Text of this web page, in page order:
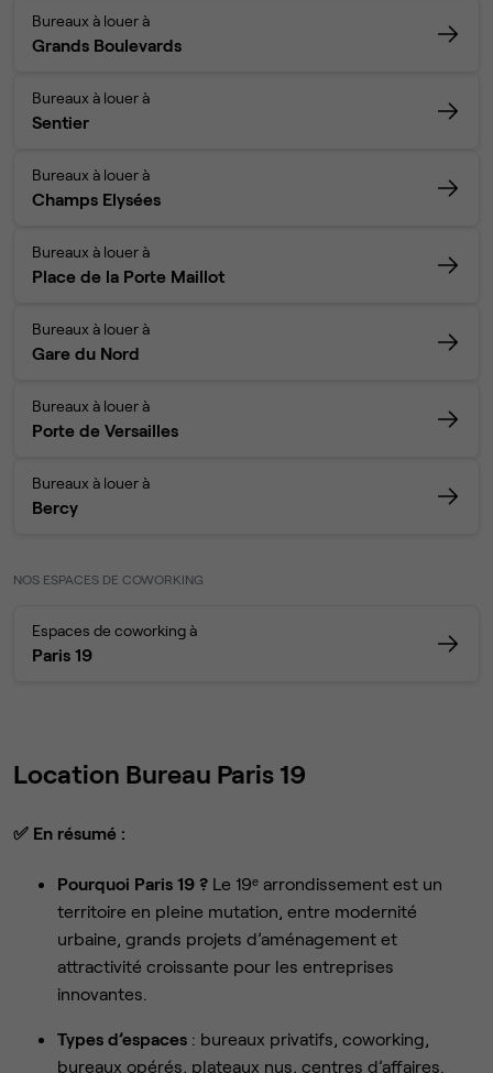
Bureaux à louer à
Grands Boulevards
Bureaux à louer à
Sentier
Bureaux à louer à
Champs Elysées
Bureaux à louer à
Place de la Porte Maillot
Bureaux à louer à
Gare du Nord
Bureaux à louer à
Porte de Versailles
Bureaux à louer à
Bercy
NOS ESPACES DE COWORKING
Espaces de coworking à
Paris 19
Location Bureau Paris 19
✅ En résumé :
Pourquoi Paris 19 ? Le 19ᵉ arrondissement est un
territoire en pleine mutation, entre modernité
urbaine, grands projets d’aménagement et
attractivité croissante pour les entreprises
innovantes.
Types d’espaces : bureaux privatifs, coworking,
bureaux opérés, plateaux nus, centres d’affaires.